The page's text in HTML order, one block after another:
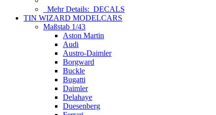
Mehr Details: DECALS
TIN WIZARD MODELCARS
Maßstab 1/43
Aston Martin
Audi
Austro-Daimler
Borgward
Buckle
Bugatti
Daimler
Delahaye
Duesenberg